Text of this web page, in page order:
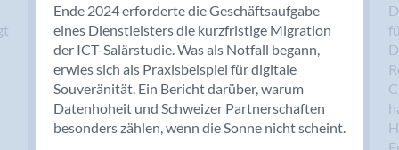
Bendern
Benken (SG)
Bergdietikon
Berlin
Bern
Bern - Liebefeld
Ende 2024 erforderte die Geschäftsaufgabe
eines Dienstleisters die kurzfristige Migration
der ICT-Salärstudie. Was als Notfall begann,
erwies sich als Praxisbeispiel für digitale
Souveränität. Ein Bericht darüber, warum
Datenhoheit und Schweizer Partnerschaften
besonders zählen, wenn die Sonne nicht scheint.